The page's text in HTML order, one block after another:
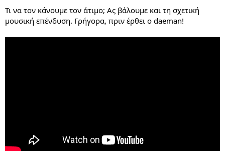
Τι να τον κάνουμε τον άτιμο; Ας βάλουμε και τη σχετική
μουσική επένδυση. Γρήγορα, πριν έρθει ο daeman!